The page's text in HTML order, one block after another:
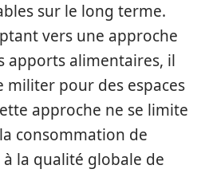
sur le long terme.
vers une approche
apports alimentaires, il
militer pour des espaces
approche ne se limite
consommation de
à la qualité globale de